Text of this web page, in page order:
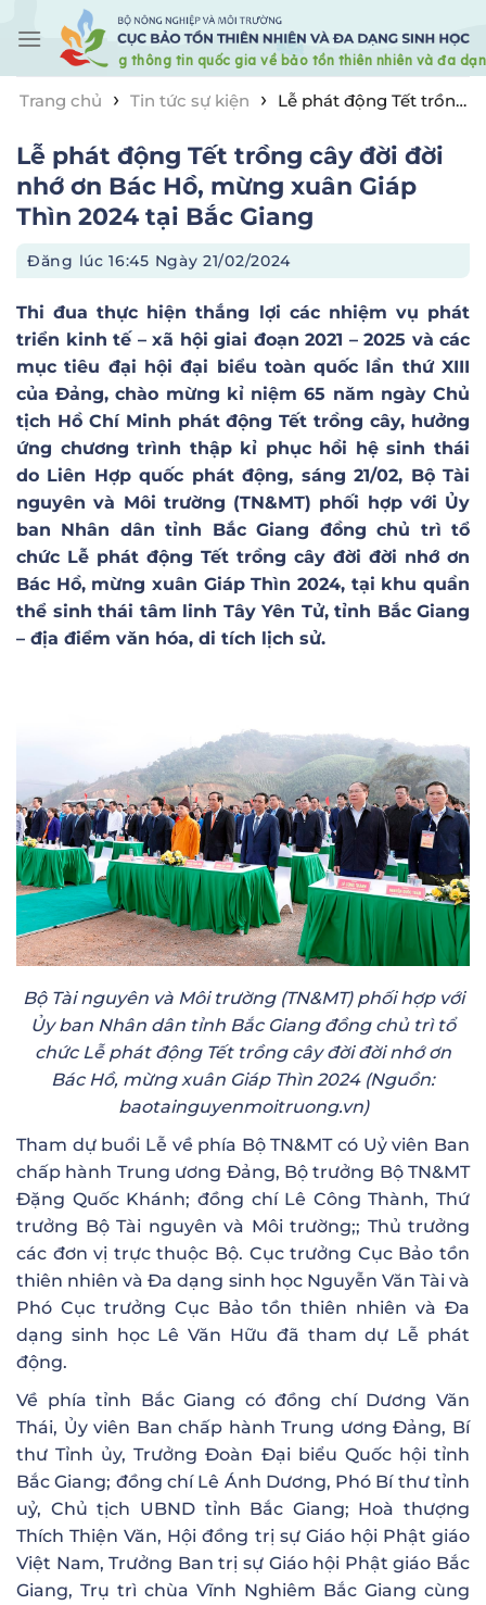
content
Trang chủ
› Tin tức sự kiện › Lễ phát động Tết trồng
tại Bắc Giang
Lễ phát động Tết trồng cây đời đời
nhớ ơn Bác Hồ, mừng xuân Giáp
Thìn 2024 tại Bắc Giang
Đăng lúc16:45 Ngày 21/02/2024
Thi đua thực hiện thắng lợi các nhiệm vụ phát
triển kinh tế – xã hội giai đoạn 2021 – 2025 và các
mục tiêu đại hội đại biểu toàn quốc lần thứ XIII
của Đảng, chào mừng kỉ niệm 65 năm ngày Chủ
tịch Hồ Chí Minh phát động Tết trồng cây, hưởng
ứng chương trình thập kỉ phục hồi hệ sinh thái
do Liên Hợp quốc phát động, sáng 21/02, Bộ Tài
nguyên và Môi trường (TN&MT) phối hợp với Ủy
ban Nhân dân tỉnh Bắc Giang đồng chủ trì tổ
chức Lễ phát động Tết trồng cây đời đời nhớ ơn
Bác Hồ, mừng xuân Giáp Thìn 2024, tại khu quần
thể sinh thái tâm linh Tây Yên Tử, tỉnh Bắc Giang
– địa điểm văn hóa, di tích lịch sử.
Bộ Tài nguyên và Môi trường (TN&MT) phối hợp với
Ủy ban Nhân dân tỉnh Bắc Giang đồng chủ trì tổ
chức Lễ phát động Tết trồng cây đời đời nhớ ơn
Bác Hồ, mừng xuân Giáp Thìn 2024 (Nguồn:
baotainguyenmoitruong.vn)
Tham dự buổi Lễ về phía Bộ TN&MT có Uỷ viên Ban
chấp hành Trung ương Đảng, Bộ trưởng Bộ TN&MT
Đặng Quốc Khánh; đồng chí Lê Công Thành, Thứ
trưởng Bộ Tài nguyên và Môi trường;; Thủ trưởng
các đơn vị trực thuộc Bộ. Cục trưởng Cục Bảo tồn
thiên nhiên và Đa dạng sinh học Nguyễn Văn Tài và
Phó Cục trưởng Cục Bảo tồn thiên nhiên và Đa
dạng sinh học Lê Văn Hữu đã tham dự Lễ phát
động.
Về phía tỉnh Bắc Giang có đồng chí Dương Văn
Thái, Ủy viên Ban chấp hành Trung ương Đảng, Bí
thư Tỉnh ủy, Trưởng Đoàn Đại biểu Quốc hội tỉnh
Bắc Giang; đồng chí Lê Ánh Dương, Phó Bí thư tỉnh
uỷ, Chủ tịch UBND tỉnh Bắc Giang; Hoà thượng
Thích Thiện Văn, Hội đồng trị sự Giáo hội Phật giáo
Việt Nam, Trưởng Ban trị sự Giáo hội Phật giáo Bắc
Giang, Trụ trì chùa Vĩnh Nghiêm Bắc Giang cùng